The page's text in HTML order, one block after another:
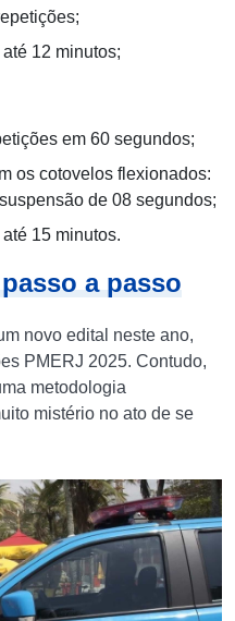
12 minutos;
em 60 segundos;
os cotovelos flexionados:
de 08 segundos;
15 minutos.
a passo
novo edital neste ano,
PMERJ 2025. Contudo,
metodologia
mistério no ato de se